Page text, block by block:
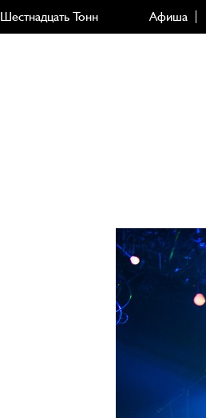
Шестнадцать Тонн Афиша